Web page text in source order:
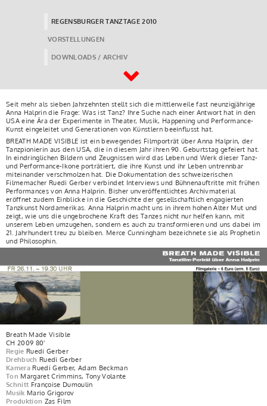
REGENSBURGER TANZTAGE 2010
VORSTELLUNGEN
DOWNLOADS / ARCHIV
Seit mehr als sieben Jahrzehnten stellt sich die mittlerweile fast neunzigjährige
Anna Halprin die Frage: Was ist Tanz? Ihre Suche nach einer Antwort hat in den
USA eine Ära der Experimente in Theater, Musik, Happening und Performance-
Kunst eingeleitet und Generationen von Künstlern beeinflusst hat.
BREATH MADE VISIBLE ist ein bewegendes Filmporträt über Anna Halprin, der
Tanzpionierin aus den USA, die in diesem Jahr ihren 90. Geburtstag gefeiert hat.
In eindringlichen Bildern und Zeugnissen wird das Leben und Werk dieser Tanz-
und Performance-Ikone porträtiert, die ihre Kunst und ihr Leben untrennbar
miteinander verschmolzen hat. Die Dokumentation des schweizerischen
Filmemacher Ruedi Gerber verbindet Interviews und Bühnenauftritte mit frühen
Performances von Anna Halprin. Bisher unveröffentlichtes Archivmaterial
eröffnet zudem Einblicke in die Geschichte der gesellschaftlich engagierten
Tanzkunst Nordamerikas. Anna Halprin macht uns in ihrem hohen Alter Mut und
zeigt, wie uns die ungebrochene Kraft des Tanzes nicht nur helfen kann, mit
unserem Leben umzugehen, sondern es auch zu transformieren und uns dabei im
21. Jahrhundert treu zu bleiben. Merce Cunningham bezeichnete sie als Prophetin
und Philosophin.
Breath Made Visible
CH 2009 80'
Regie Ruedi Gerber
Drehbuch Ruedi Gerber
KameraRuedi Gerber, Adam Beckman
Ton Margaret Crimmins, Tony Volante
Schnitt Françoise Dumoulin
Musik Mario Grigorov
Produktion Zas Film